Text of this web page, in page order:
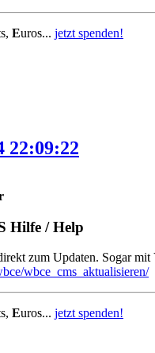
Euros... jetzt spenden!
22:09:22
Hilfe / Help
zum Updaten. Sogar mit
wbce_cms_aktualisieren/
Euros... jetzt spenden!